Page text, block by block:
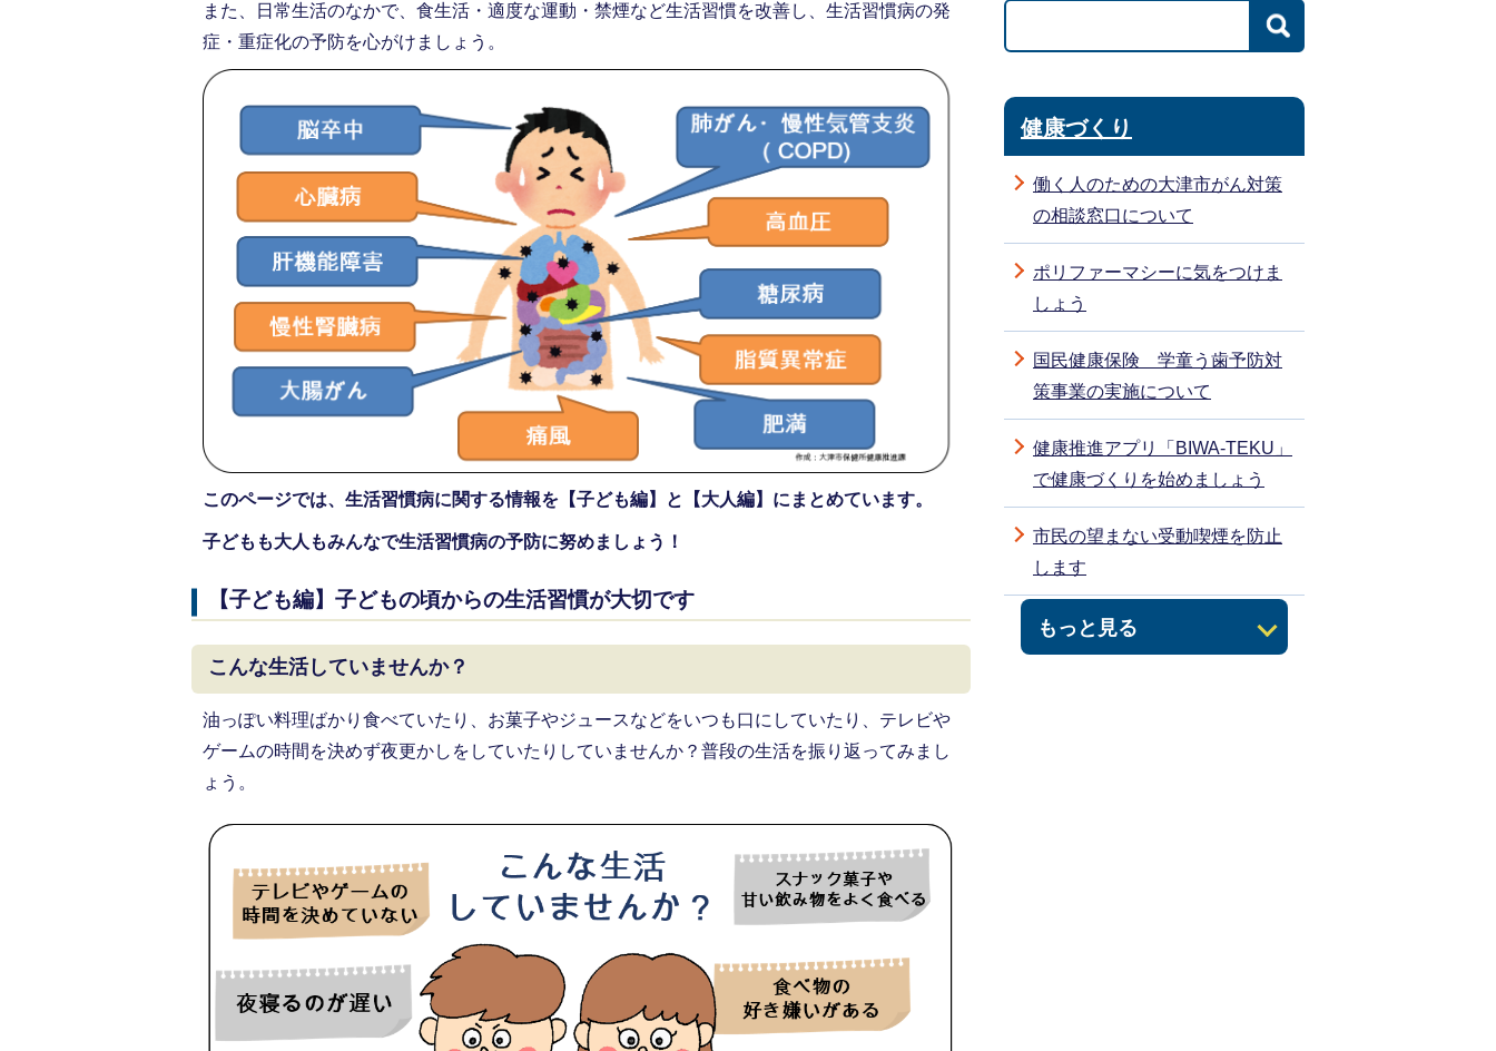
また、日常生活のなかで、食生活・適度な運動・禁煙など生活習慣を改善し、生活習慣病の発
症・重症化の予防を心がけましょう。
このページでは、生活習慣病に関する情報を【子ども編】と【大人編】にまとめています。
子どもも大人もみんなで生活習慣病の予防に努めましょう！
【子ども編】子どもの頃からの生活習慣が大切です
こんな生活していませんか？
油っぽい料理ばかり食べていたり、お菓子やジュースなどをいつも口にしていたり、テレビや
ゲームの時間を決めず夜更かしをしていたりしていませんか？普段の生活を振り返ってみまし
ょう。
健康づくり
働く人のための大津市がん対策
の相談窓口について
ポリファーマシーに気をつけま
しょう
国民健康保険 学童う歯予防対
策事業の実施について
もっと見る
健康推進アプリ「BIWA-TEKU」
で健康づくりを始めましょう
市民の望まない受動喫煙を防止
します